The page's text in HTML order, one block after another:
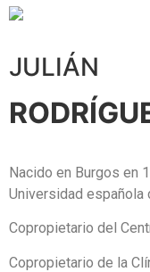
JULIÁN
Nacido en Burgos en
Universidad española
Copropietario del
Copropietario de la